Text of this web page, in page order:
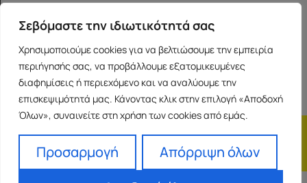
Σεβόμαστε την ιδιωτικότητά σας
Χρησιμοποιούμε cookies για να βελτιώσουμε την εμπειρία
περιήγησής σας, να προβάλλουμε εξατομικευμένες
διαφημίσεις ή περιεχόμενο και να αναλύουμε την
επισκεψιμότητά μας. Κάνοντας κλικ στην επιλογή «Αποδοχή
Όλων», συναινείτε στη χρήση των cookies από εμάς.
Προσαρμογή
Απόρριψη όλων
ΙΩΑΝΝΙΝΑ
Γεώργιου Καραϊσκάκη 38, Ισόγειο 45444
ioannina@ideaoffice.gr
+30 26516 08616
Franchise
Όροι Χρήσης